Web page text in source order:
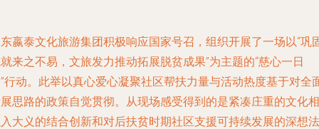
嬴泰文化旅游集团积极响应国家号召，组织开展了一场以“巩
来之不易，文旅发力推动拓展脱贫成果”为主题的“慈心一日
行动。此举以真心爱心凝聚社区帮扶力量与活动热度基于对全
思路的政策自觉贯彻。从现场感受得到的是紧凑庄重的文化相
大义的结合创新和对后扶贫时期社区支援可持续发展的深想法